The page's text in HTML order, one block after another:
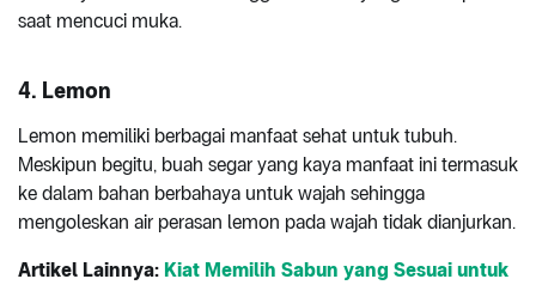
saat mencuci muka.
4. Lemon
Lemon memiliki berbagai manfaat sehat untuk tubuh.
Meskipun begitu, buah segar yang kaya manfaat ini termasuk
ke dalam bahan berbahaya untuk wajah sehingga
mengoleskan air perasan lemon pada wajah tidak dianjurkan.
Artikel Lainnya: Kiat Memilih Sabun yang Sesuai untuk